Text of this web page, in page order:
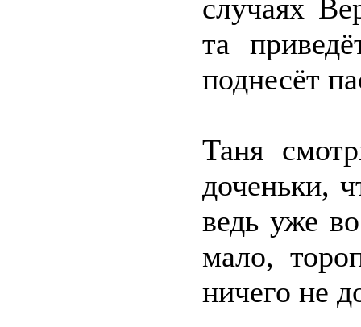
случаях
та
поднесёт
Таня
доченьки,
ведь уже
мало,
ничего не